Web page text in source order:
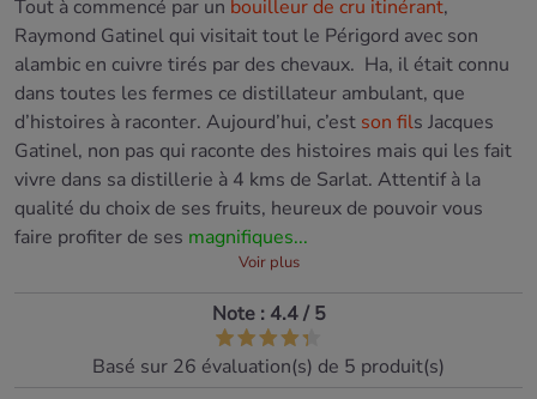
Tout à commencé par un bouilleur de cru itinérant,
Raymond Gatinel qui visitait tout le Périgord avec son
alambic en cuivre tirés par des chevaux. Ha, il était connu
dans toutes les fermes ce distillateur ambulant, que
d’histoires à raconter. Aujourd’hui, c’est son fils Jacques
Gatinel, non pas qui raconte des histoires mais qui les fait
vivre dans sa distillerie à 4 kms de Sarlat. Attentif à la
qualité du choix de ses fruits, heureux de pouvoir vous
faire profiter de ses magnifiques...
Voir plus
Note : 4.4/5
Basé sur 26 évaluation(s) de 5 produit(s)